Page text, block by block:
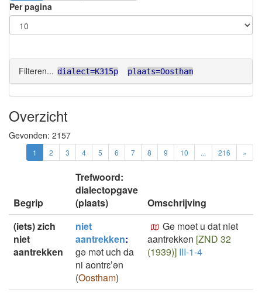
Per pagina
Filteren... dialect=K315p plaats=Oostham
Overzicht
Gevonden: 2157
1 2 3 4 5 6 7 8 9 10 ... 216 »
Begrip
Trefwoord:
dialectopgave
(plaats)
Omschrijving
(iets) zich
niet
aantrekken
niet
aantrekken:
gə mət uch da
ni aontrɛ’ən
(Oostham)
Ge moet u dat niet
aantrekken [ZND 32
(1939)] III-1-4